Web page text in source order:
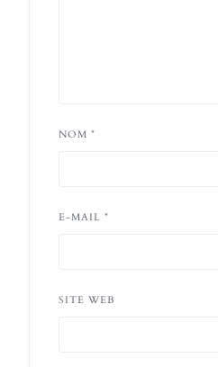
NOM *
E-MAIL *
SITE WEB